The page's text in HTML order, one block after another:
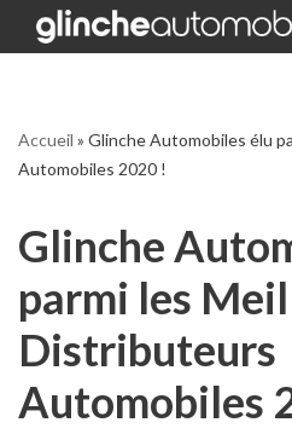
Accueil » Glinche Automobiles élu
Automobiles 2020 !
Glinche
parmi les
Distributeurs
Automobiles